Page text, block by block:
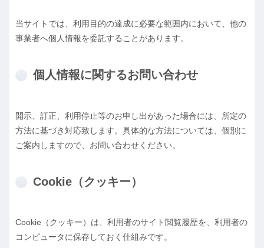
当サイトでは、利用目的の達成に必要な範囲内において、他の
事業者へ個人情報を委託することがあります。
個人情報に関するお問い合わせ
開示、訂正、利用停止等のお申し出があった場合には、所定の
方法に基づき対応致します。具体的な方法については、個別に
ご案内しますので、お問い合わせください。
Cookie（クッキー）
Cookie（クッキー）は、利用者のサイト閲覧履歴を、利用者の
コンピュータに保存しておく仕組みです。